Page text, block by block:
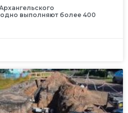
выполняют более 400